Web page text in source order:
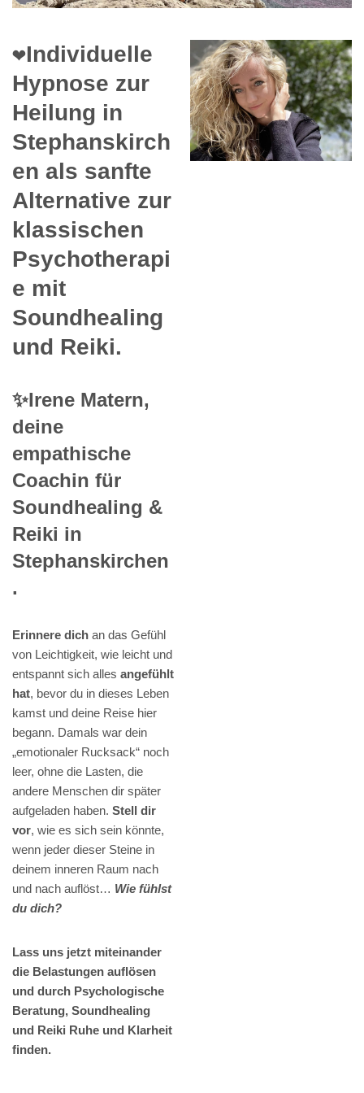
❤️Individuelle
Hypnose zur
Heilung in
Stephanskirch
en als sanfte
Alternative zur
klassischen
Psychotherapi
e mit
Soundhealing
und Reiki.
✨Irene Matern,
deine
empathische
Coachin für
Soundhealing &
Reiki in
Stephanskirchen
.
Erinnere dich an das Gefühl
von Leichtigkeit, wie leicht und
entspannt sich alles angefühlt
hat, bevor du in dieses Leben
kamst und deine Reise hier
begann. Damals war dein
„emotionaler Rucksack“ noch
leer, ohne die Lasten, die
andere Menschen dir später
aufgeladen haben. Stell dir
vor, wie es sich sein könnte,
wenn jeder dieser Steine in
deinem inneren Raum nach
und nach auflöst… Wie fühlst
du dich?
Lass uns jetzt miteinander
die Belastungen auflösen
und durch Psychologische
Beratung, Soundhealing
und Reiki Ruhe und Klarheit
finden.